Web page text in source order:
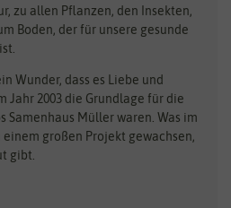
Feldsaaten Freudenberger
Fertil
Flora Elite
zu allen Pflanzen, den Insekten,
Boden, der für unsere gesunde
Wunder, dass es Liebe und
Jahr 2003 die Grundlage für die
Samenhaus Müller waren. Was im
großen Projekt gewachsen,
gibt.